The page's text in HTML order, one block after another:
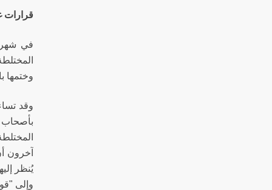
قرارات
في شهر
وختمها
وقد
بأصحاب
آخرون
يُنظر
وإلى